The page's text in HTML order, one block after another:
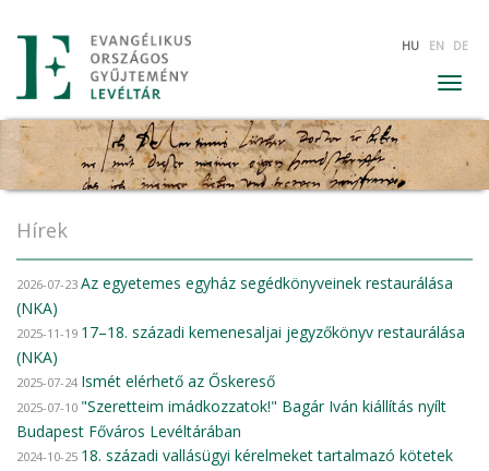
Ugrás
tartalomra
HU EN DE
Hírek
2026-07-23 Az egyetemes egyház segédkönyveinek restaurálása
(NKA)
2025-11-19 17–18. századi kemenesaljai jegyzőkönyv restaurálása
(NKA)
2025-07-24 Ismét elérhető az Őskereső
2025-07-10 "Szeretteim imádkozzatok!" Bagár Iván kiállítás nyílt
Budapest Főváros Levéltárában
2024-10-25 18. századi vallásügyi kérelmeket tartalmazó kötetek